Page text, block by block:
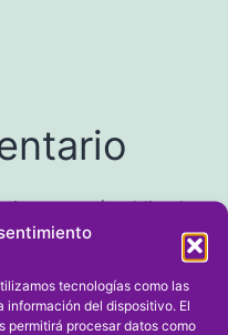
tecnologías como las
información del dispositivo. El
permitirá procesar datos como
no será publicada.
marcados con